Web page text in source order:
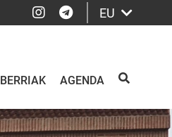
Instagram
Telegram
EU
BERRIAK AGENDA BILATU